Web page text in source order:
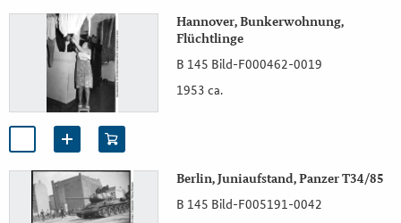
Hannover, Bunkerwohnung,
Flüchtlinge
B 145 Bild-F000462-0019
1953 ca.
Berlin, Juniaufstand, Panzer T34/85
B 145 Bild-F005191-0042